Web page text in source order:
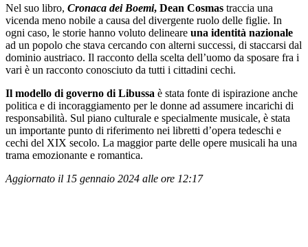
Nel suo libro, Cronaca dei Boemi, Dean Cosmas traccia una
vicenda meno nobile a causa del divergente ruolo delle figlie. In
ogni caso, le storie hanno voluto delineare una identità nazionale
ad un popolo che stava cercando con alterni successi, di staccarsi dal
dominio austriaco. Il racconto della scelta dell’uomo da sposare fra i
vari è un racconto conosciuto da tutti i cittadini cechi.
Il modello di governo di Libussa è stata fonte di ispirazione anche
politica e di incoraggiamento per le donne ad assumere incarichi di
responsabilità. Sul piano culturale e specialmente musicale, è stata
un importante punto di riferimento nei libretti d’opera tedeschi e
cechi del XIX secolo. La maggior parte delle opere musicali ha una
trama emozionante e romantica.
Aggiornato il 15 gennaio 2024 alle ore 12:17